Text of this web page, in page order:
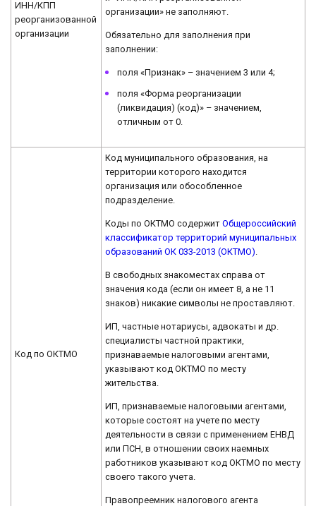
ИНН/КПП
реорганизованной
организации
организации» не заполняют.
Обязательно для заполнения при
заполнении:
поля «Признак» – значением 3 или 4;
поля «Форма реорганизации
(ликвидация) (код)» – значением,
отличным от 0.
Код по ОКТМО
Код муниципального образования, на
территории которого находится
организация или обособленное
подразделение.
Коды по ОКТМО содержитОбщероссийский
классификатор территорий муниципальных
образований ОК 033-2013 (ОКТМО).
В свободных знакоместах справа от
значения кода (если он имеет 8, а не 11
знаков) никакие символы не проставляют.
ИП, частные нотариусы, адвокаты и др.
специалисты частной практики,
признаваемые налоговыми агентами,
указывают код ОКТМО по месту
жительства.
ИП, признаваемые налоговыми агентами,
которые состоят на учете по месту
деятельности в связи с применением ЕНВД
или ПСН, в отношении своих наемных
работников указывают код ОКТМО по месту
своего такого учета.
Правопреемник налогового агента